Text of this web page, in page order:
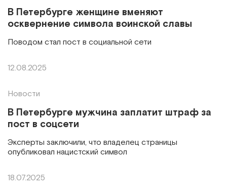
В Петербурге женщине вменяют
осквернение символа воинской славы
Поводом стал пост в социальной сети
12.08.2025
Новости
В Петербурге мужчина заплатит штраф за
пост в соцсети
Эксперты заключили, что владелец страницы
опубликовал нацистский символ
18.07.2025